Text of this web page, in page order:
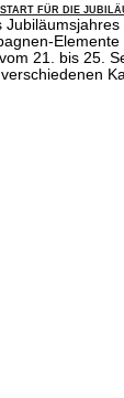
FÜR DIE
21. bis 25.